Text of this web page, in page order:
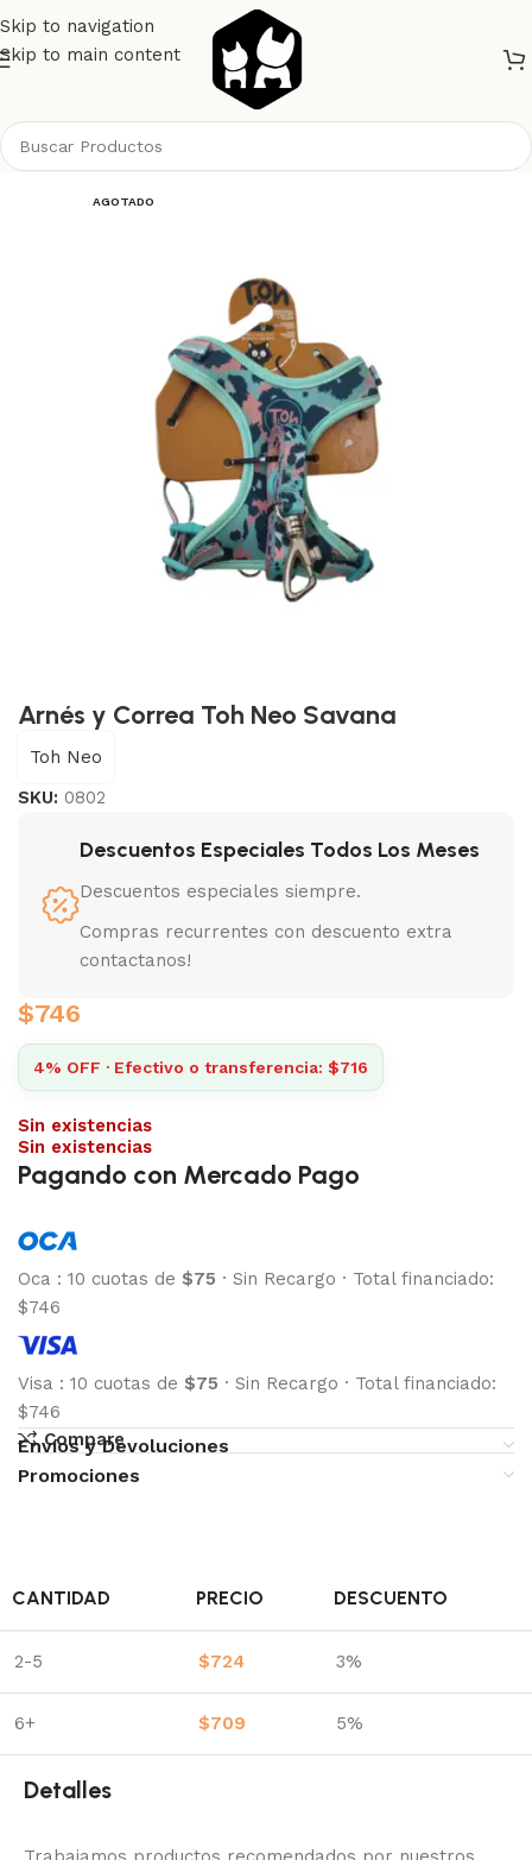
Skip to navigation
Skip to main content
AGOTADO
Arnés y Correa Toh Neo Savana
Toh Neo
SKU: 0802
Descuentos Especiales Todos Los Meses
Descuentos especiales siempre.
Compras recurrentes con descuento extra
contactanos!
$746
4% OFF · Efectivo o transferencia: $716
Sin existencias
Sin existencias
Pagando con Mercado Pago
Oca : 10 cuotas de $75 · Sin Recargo · Total financiado:
$746
Visa : 10 cuotas de $75 · Sin Recargo · Total financiado:
$746
Compare
Envíos y Devoluciones
Promociones
CANTIDAD PRECIO DESCUENTO
2-5 $724 3%
6+ $709 5%
Detalles